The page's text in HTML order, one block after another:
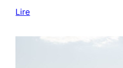
Lire